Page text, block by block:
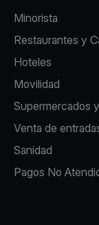
Minorista
Restaurantes y
Hoteles
Movilidad
Supermercados
Venta de
Sanidad
Pagos No